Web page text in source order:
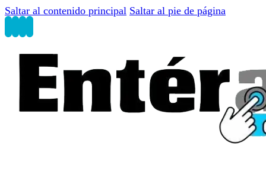
Saltar al contenido principal Saltar al pie de página